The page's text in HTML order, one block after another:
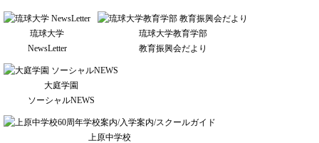
琉球大学
NewsLetter
琉球大学教育学部
教育振興会だより
大庭学園
ソーシャルNEWS
上原中学校